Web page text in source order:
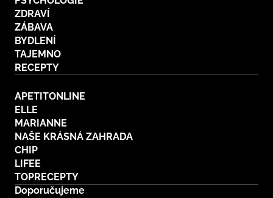
ZDRAVÍ
ZÁBAVA
BYDLENÍ
TAJEMNO
RECEPTY
APETITONLINE
ELLE
MARIANNE
NAŠE KRÁSNÁ ZAHRADA
CHIP
LIFEE
TOPRECEPTY
Doporučujeme